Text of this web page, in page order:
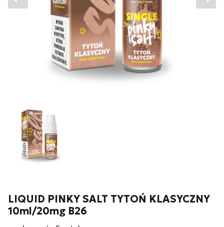
Wyrażam zgodę na przetwarzanie moich danych
osobowych zgodnie z przepisami o ochronie danych
osobowych w związku z udzieleniem odpowiedzi na
zapytanie wysłane przez formularz kontaktowy, tj.
przygotowanie dla mnie
Wyślij wiadomość
LIQUID PINKY SALT TYTOŃ KLASYCZNY
10ml/20mg B26